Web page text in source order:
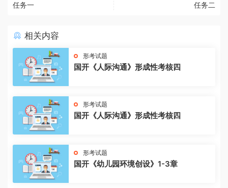
任务一
任务二
相关内容
形考试题
国开《人际沟通》形成性考核四
形考试题
国开《人际沟通》形成性考核四
形考试题
国开《幼儿园环境创设》1-3章